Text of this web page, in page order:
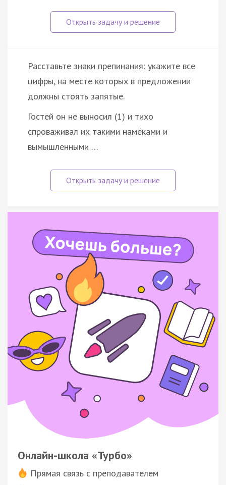
Расставьте знаки препинания: укажите все
цифры, на месте которых в предложении
должны стоять запятые.
Гостей он не выносил (1) и тихо
спроваживал их такими намёками и
вымышленными …
Онлайн-школа «Турбо»
Прямая связь с преподавателем